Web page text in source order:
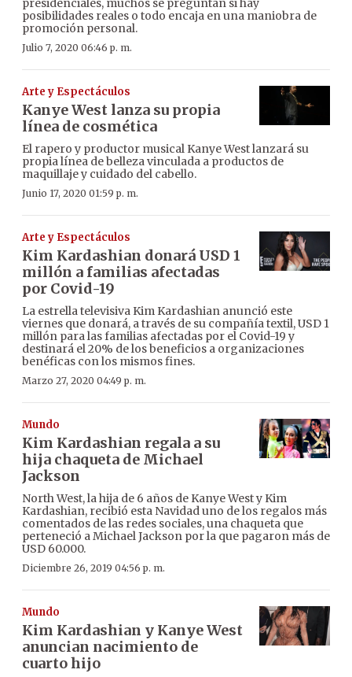
presidenciales, muchos se preguntan si hay
posibilidades reales o todo encaja en una maniobra de
promoción personal.
Julio 7, 2020 06:46 p. m.
Arte y Espectáculos
Kanye West lanza su propia
línea de cosmética
El rapero y productor musical Kanye West lanzará su
propia línea de belleza vinculada a productos de
maquillaje y cuidado del cabello.
Junio 17, 2020 01:59 p. m.
Arte y Espectáculos
Kim Kardashian donará USD 1
millón a familias afectadas
por Covid-19
La estrella televisiva Kim Kardashian anunció este
viernes que donará, a través de su compañía textil, USD 1
millón para las familias afectadas por el Covid-19 y
destinará el 20% de los beneficios a organizaciones
benéficas con los mismos fines.
Marzo 27, 2020 04:49 p. m.
Mundo
Kim Kardashian regala a su
hija chaqueta de Michael
Jackson
North West, la hija de 6 años de Kanye West y Kim
Kardashian, recibió esta Navidad uno de los regalos más
comentados de las redes sociales, una chaqueta que
perteneció a Michael Jackson por la que pagaron más de
USD 60.000.
Diciembre 26, 2019 04:56 p. m.
Mundo
Kim Kardashian y Kanye West
anuncian nacimiento de
cuarto hijo